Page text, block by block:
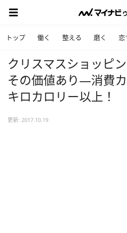
トップ 働く 整える 磨く 恋
クリスマスショッピ
その価値あり―消費
キロカロリー以上！
更新: 2017.10.19